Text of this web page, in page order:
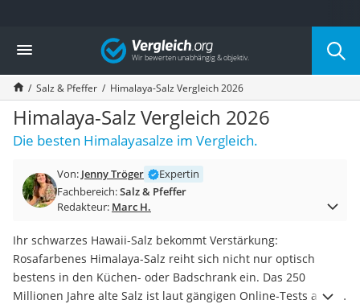
Die beliebtesten Vergleiche nach Kategorie
Lebensmittel
Schwarzkümmelöl
Knäckebrot
Schwarzkümmelöl-Kapseln
Manukahonig
Eiklar
Balsamico-Essig
Schwarzkümmelöl bio
Honig
Gemüsebrühe
Eiskaffee-Pulver
Irischer Whiskey
Vergleich
Salz & Pfeffer Himalaya-Salz Vergleich 2026
Himalaya-Salz Vergleich 2026
Die besten Himalayasalze im Vergleich.
Von: Jenny Tröger
Expertin
Fachbereich:Salz & Pfeffer
Redakteur: Marc H.
Ihr schwarzes Hawaii-Salz bekommt Verstärkung:
Rosafarbenes Himalaya-Salz reiht sich nicht nur optisch
bestens in den Küchen- oder Badschrank ein. Das 250
Millionen Jahre alte Salz ist laut gängigen Online-Tests auch